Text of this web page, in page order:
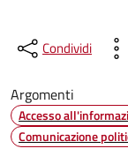
Condividi
Argomenti
Accesso
Comunicazione